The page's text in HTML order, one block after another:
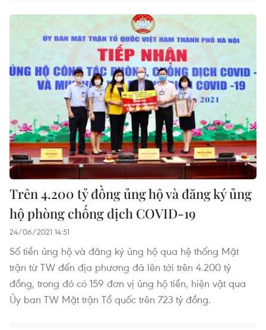
Trên 4.200 tỷ đồng ủng hộ và đăng ký ủng
hộ phòng chống dịch COVID-19
24/06/2021 14:51
Số tiền ủng hộ và đăng ký ủng hộ qua hệ thống Mặt
trận từ TW đến địa phương đã lên tới trên 4.200 tỷ
đồng, trong đó có 159 đơn vị ủng hộ tiền, hiện vật qua
Ủy ban TW Mặt trận Tổ quốc trên 723 tỷ đồng.